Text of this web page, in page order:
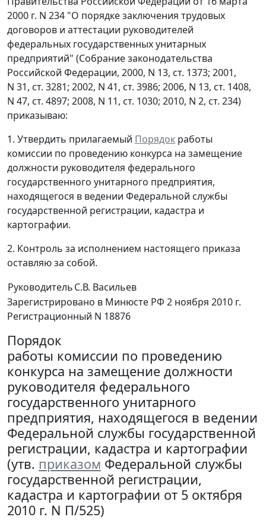
2000 г. N 234 "О порядке заключения трудовых
договоров и аттестации руководителей
федеральных государственных унитарных
предприятий" (Собрание законодательства
Российской Федерации, 2000, N 13, ст. 1373; 2001,
N 31, ст. 3281; 2002, N 41, ст. 3986; 2006, N 13, ст. 1408,
N 47, ст. 4897; 2008, N 11, ст. 1030; 2010, N 2, ст. 234)
приказываю:
1. Утвердить прилагаемый Порядок работы
комиссии по проведению конкурса на замещение
должности руководителя федерального
государственного унитарного предприятия,
находящегося в ведении Федеральной службы
государственной регистрации, кадастра и
картографии.
2. Контроль за исполнением настоящего приказа
оставляю за собой.
РуководительС.В. Васильев
Зарегистрировано в Минюсте РФ 2 ноября 2010 г.
Регистрационный N 18876
Порядок
работы комиссии по проведению
конкурса на замещение должности
руководителя федерального
государственного унитарного
предприятия, находящегося в ведении
Федеральной службы государственной
регистрации, кадастра и картографии
(утв. приказом Федеральной службы
государственной регистрации,
кадастра и картографии от 5 октября
2010 г. N П/525)